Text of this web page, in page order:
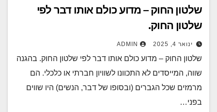
שלטון החוק – מדוע כולם אותו דבר לפי
שלטון החוק.
ינואר 4, 2025 ADMIN
שלטון החוק – מדוע כולם אותו דבר לפי שלטון החוק. בהגנה
שווה, המייסדים לא התכוונו לשוויון חברתי או כלכלי. הם
מרמזים שכל הגברים (ובסופו של דבר, הנשים) היו שווים
בפני…